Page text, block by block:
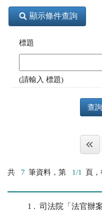
顯示條件查詢
標題
(請輸入 標題)
查詢
共 7 筆資料，第 1/1 頁
1
司法院「法官辦